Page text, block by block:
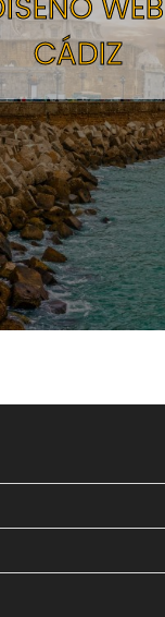
CÁDIZ